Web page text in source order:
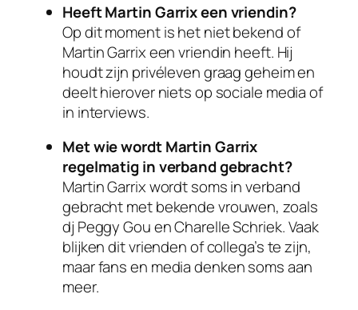
Heeft Martin Garrix een vriendin?
Op dit moment is het niet bekend of
Martin Garrix een vriendin heeft. Hij
houdt zijn privéleven graag geheim en
deelt hierover niets op sociale media of
in interviews.
Met wie wordt Martin Garrix
regelmatig in verband gebracht?
Martin Garrix wordt soms in verband
gebracht met bekende vrouwen, zoals
dj Peggy Gou en Charelle Schriek. Vaak
blijken dit vrienden of collega’s te zijn,
maar fans en media denken soms aan
meer.